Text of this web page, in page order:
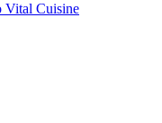
Vital Cuisine